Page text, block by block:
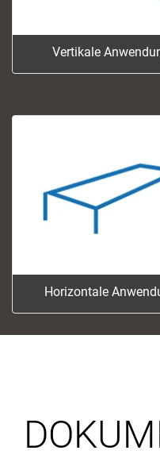
Vertikale
Video
Horizontale
Video